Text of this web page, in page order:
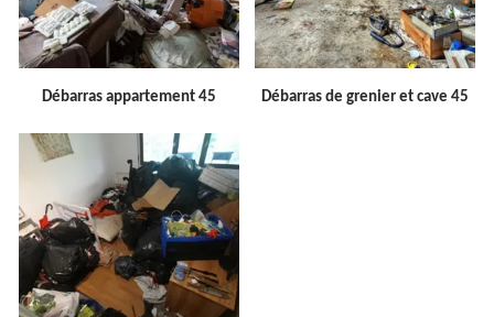
Débarras appartement 45 Débarras de grenier et cave 45